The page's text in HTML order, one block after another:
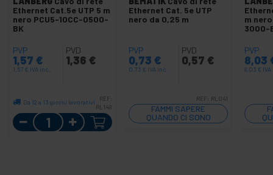
Ethernet Cat.5e UTP 5 m
nero PCU5-10CC-0500-
BK
PVP
1,57 €
1,57 € IVA inc.
PVD
1,36 €
Da 12 a 13 giorni lavorativi
REF:
RL148
Quantità
Ethernet Cat. 5e UTP
nero da 0,25 m
PVP
0,73 €
0,73 € IVA inc.
PVD
0,57 €
REF: RL041
FAMMI SAPERE
QUANDO CI SONO
SCORTE
m
3000-
PVP
8,03
8,03 €